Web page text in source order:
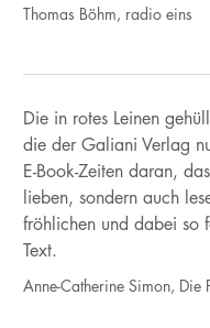
Thomas Böhm, radio eins
Die in rotes Leinen
die der Galiani Verlag
E-Book-Zeiten daran,
lieben, sondern auch
fröhlichen und dabei so
Text.
Anne-Catherine Simon, Die